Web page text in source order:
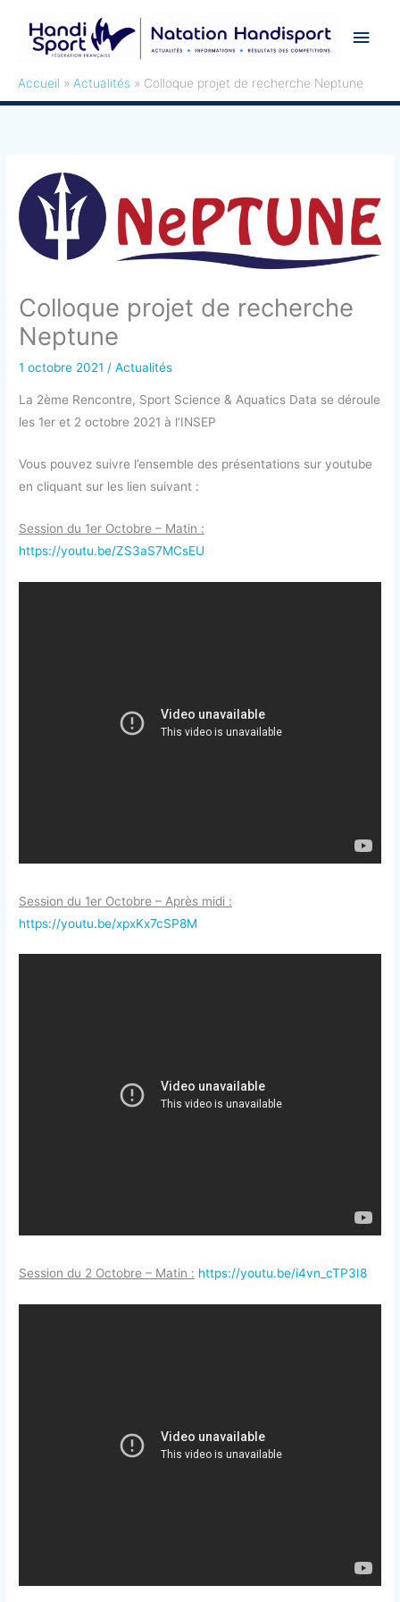
contenu
Accueil Actualités Colloque projet de recherche Neptune
Colloque projet de recherche
Neptune
1 octobre 2021/Actualités
La 2ème Rencontre, Sport Science & Aquatics Data se déroule
les 1er et 2 octobre 2021 à l’INSEP
Vous pouvez suivre l’ensemble des présentations sur youtube
en cliquant sur les lien suivant :
Session du 1er Octobre – Matin :
https://youtu.be/ZS3aS7MCsEU
Session du 1er Octobre – Après midi :
https://youtu.be/xpxKx7cSP8M
Session du 2 Octobre – Matin : https://youtu.be/i4vn_cTP3I8